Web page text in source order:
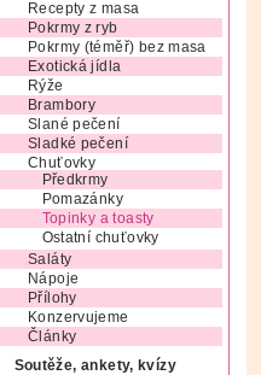
Recepty z masa
Pokrmy z ryb
Pokrmy (téměř) bez masa
Exotická jídla
Rýže
Brambory
Slané pečení
Sladké pečení
Chuťovky
Předkrmy
Pomazánky
Topinky a toasty
Ostatní chuťovky
Saláty
Nápoje
Přílohy
Konzervujeme
Články
Soutěže, ankety, kvízy